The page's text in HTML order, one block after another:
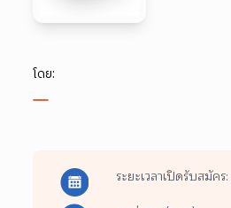
โดย:
ระยะเวลาเปิดรับสมัคร: